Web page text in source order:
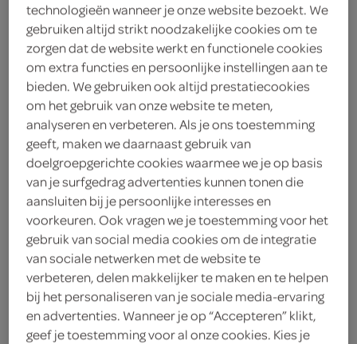
Remia friteslijn
350 Milliliter
2.55 kies je SPAR
Remia Salata Caesar Dressing
250 Milliliter
2.15 kies je SPAR
Remia mayonaise
500 Milliliter
technologieën wanneer je onze website bezoekt. We
gebruiken altijd strikt noodzakelijke cookies om te
zorgen dat de website werkt en functionele cookies
om extra functies en persoonlijke instellingen aan te
bieden. We gebruiken ook altijd prestatiecookies
om het gebruik van onze website te meten,
analyseren en verbeteren. Als je ons toestemming
geeft, maken we daarnaast gebruik van
doelgroepgerichte cookies waarmee we je op basis
van je surfgedrag advertenties kunnen tonen die
aansluiten bij je persoonlijke interesses en
voorkeuren. Ook vragen we je toestemming voor het
gebruik van social media cookies om de integratie
van sociale netwerken met de website te
verbeteren, delen makkelijker te maken en te helpen
bij het personaliseren van je sociale media-ervaring
en advertenties. Wanneer je op “Accepteren” klikt,
geef je toestemming voor al onze cookies. Kies je